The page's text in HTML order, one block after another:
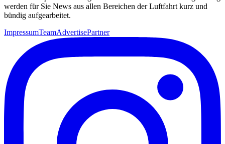
werden für Sie News aus allen Bereichen der Luftfahrt kurz und
bündig aufgearbeitet.
ImpressumTeamAdvertisePartner